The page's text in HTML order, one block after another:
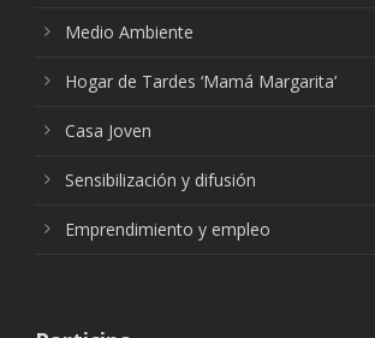
Medio Ambiente
Hogar de Tardes ‘Mamá Margarita’
Casa Joven
Sensibilización y difusión
Emprendimiento y empleo